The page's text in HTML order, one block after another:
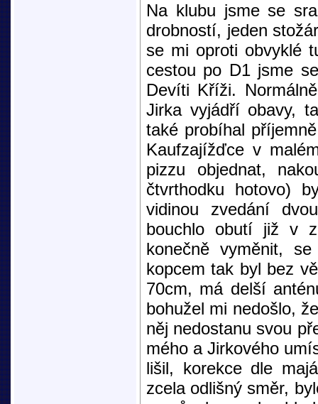
Na klubu jsme se
drobností, jeden
se mi oproti obvyklé
cestou po D1 jsme
Devíti Kříži.
Jirka vyjádří obavy,
také probíhal
Kaufzajížďce v
pizzu objednat,
čtvrthodku hotovo)
vidinou zvedání
bouchlo obutí již v
konečně vyměnit,
kopcem tak byl bez
70cm, má delší
bohužel mi nedošlo,
něj nedostanu svou
mého a Jirkového
lišil, korekce dle
zcela odlišný směr,